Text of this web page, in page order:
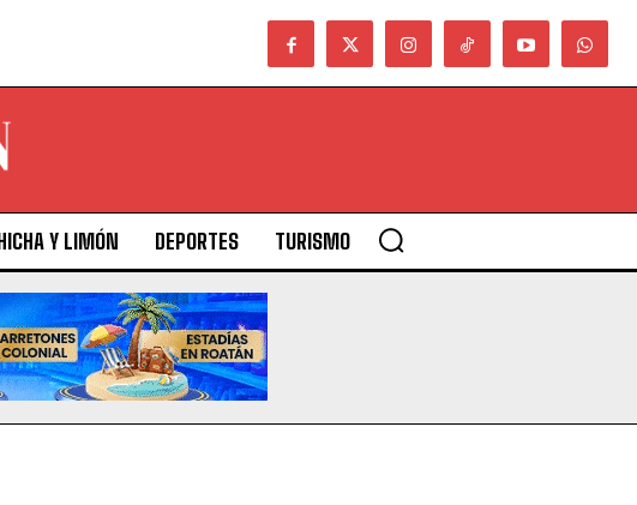
Y LIMÓN DEPORTES TURISMO